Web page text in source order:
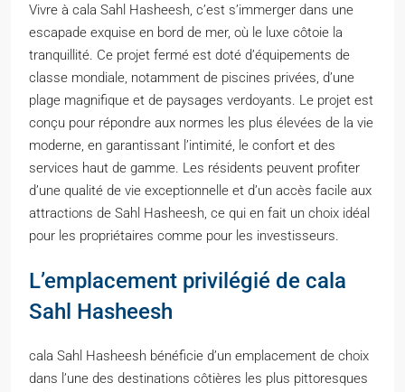
Vivre à cala Sahl Hasheesh, c’est s’immerger dans une
escapade exquise en bord de mer, où le luxe côtoie la
tranquillité. Ce projet fermé est doté d’équipements de
classe mondiale, notamment de piscines privées, d’une
plage magnifique et de paysages verdoyants. Le projet est
conçu pour répondre aux normes les plus élevées de la vie
moderne, en garantissant l’intimité, le confort et des
services haut de gamme. Les résidents peuvent profiter
d’une qualité de vie exceptionnelle et d’un accès facile aux
attractions de Sahl Hasheesh, ce qui en fait un choix idéal
pour les propriétaires comme pour les investisseurs.
L’emplacement privilégié de cala
Sahl Hasheesh
cala Sahl Hasheesh bénéficie d’un emplacement de choix
dans l’une des destinations côtières les plus pittoresques